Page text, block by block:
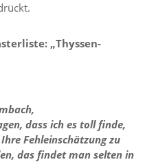
„Thyssen-
dass ich es toll finde,
Fehleinschätzung zu
das findet man selten in